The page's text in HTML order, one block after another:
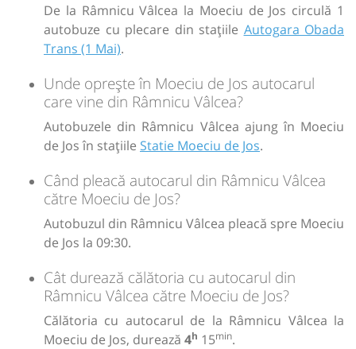
De la Râmnicu Vâlcea la Moeciu de Jos circulă 1
autobuze cu plecare din stațiile Autogara Obada
Trans (1 Mai).
Unde oprește în Moeciu de Jos autocarul
care vine din Râmnicu Vâlcea?
Autobuzele din Râmnicu Vâlcea ajung în Moeciu
de Jos în stațiile Statie Moeciu de Jos.
Când pleacă autocarul din Râmnicu Vâlcea
către Moeciu de Jos?
Autobuzul din Râmnicu Vâlcea pleacă spre Moeciu
de Jos la 09:30.
Cât durează călătoria cu autocarul din
Râmnicu Vâlcea către Moeciu de Jos?
Călătoria cu autocarul de la Râmnicu Vâlcea la
Moeciu de Jos, durează 4h 15min.